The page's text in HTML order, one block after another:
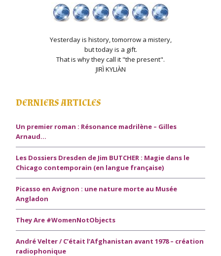
Yesterday is history, tomorrow a mistery,
but today is a gift.
That is why they call it "the present".
JIRÌ KYLIÀN
DERNIERS ARTICLES
Un premier roman : Résonance madrilène – Gilles
Arnaud…
Les Dossiers Dresden de Jim BUTCHER : Magie dans le
Chicago contemporain (en langue française)
Picasso en Avignon : une nature morte au Musée
Angladon
They Are #WomenNotObjects
André Velter / C’était l’Afghanistan avant 1978 – création
radiophonique